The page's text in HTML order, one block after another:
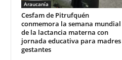
Araucanía
Cesfam de Pitrufquén
conmemora la semana mundial
de la lactancia materna con
jornada educativa para madres
gestantes